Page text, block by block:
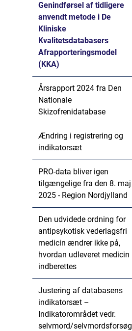
Genindførsel af tidligere
anvendt metode i De
Kliniske
Kvalitetsdatabasers
Afrapporteringsmodel
(KKA)
Årsrapport 2024 fra Den
Nationale
Skizofrenidatabase
Ændring i registrering og
indikatorsæt
PRO-data bliver igen
tilgængelige fra den 8. maj
2025 - Region Nordjylland
Den udvidede ordning for
antipsykotisk vederlagsfri
medicin ændrer ikke på,
hvordan udleveret medicin
indberettes
Justering af databasens
indikatorsæt –
Indikatorområdet vedr.
selvmord/selvmordsforsøg